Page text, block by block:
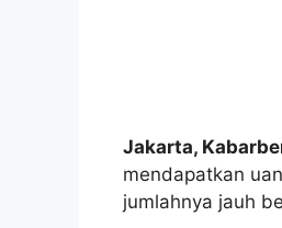
Jakarta,
mendapatkan
jumlahnya jauh